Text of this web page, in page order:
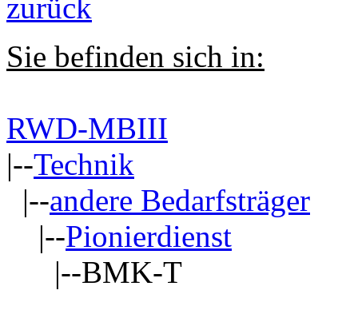
zurück
Sie befinden sich in:
RWD-MBIII
|--Technik
|--andere Bedarfsträger
|--Pionierdienst
|--BMK-T